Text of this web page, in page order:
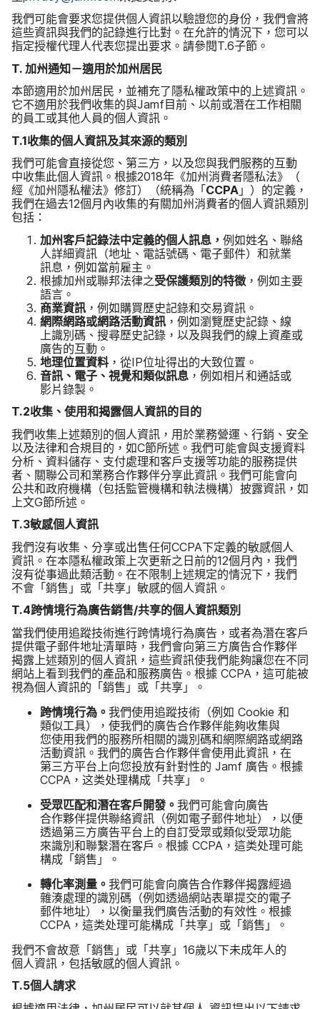
我們​可能​會​要求​您​提供​個人​資訊​以​驗​證您​的​身份，​我們​會​將​
這些​資訊​與​我們​的​記錄​進行​比對。​在​允許​的​情況​下，​您可以​
指定​授權​代理​人​代表​您​提出​要求。​請​參閱T.6子節。
T. 加州​通知​－​適用​於​加州​居民
本節​適用​於​加州​居民，​並​補充​了​隱私權​政策​中​的​上述​資訊。​
它​不​適用​於​我們​收集​的​與Jamf目前、​以前​或​潛在​工作​相關​
的​員工​或​其他​人員​的​個人​資訊。
T.1收集​的​個人​資訊​及​其​來源​的​類別
我們​可能​會​直接​從您、​第三方，​以及​您​與​我們​服務​的​互動​
中收集​此​個人​資訊。​根據2018年​《加州​消費者​隱私法​》（​
經《加州​隱私權​法》​修訂​）（​統​稱為​「CCPA 」​）​的​定義，​
我們​在​過去12個​月​內​收集​的​有關​加州​消費者​的​個人​資訊​類別​
包括：
加州​客戶​記錄法​中​定義​的​個人​訊息， 例​如​姓​名、​聯絡​
人​詳細​資訊（​地址、​電話​號碼、​電子​郵件​）​和​就業​
訊息，​例如​當前​雇主。
根據​加州​或​聯邦​法律​之受​保護​類別​的​特徵，​例如​主要​
語言。
商業​資訊，​例如​購買​歷史​記錄​和​交易​資訊。
網際​網路​或​網路​活動​資訊，​例如​瀏覽​歷史​記錄、​線​
上識​別碼、​搜尋​歷史​記錄，​以及​與​我們​的​線上​資產​或​
廣告​的​互動。
地理​位置​資料，​從IP位​址得出​的​大致​位置。
音訊、​電子、​視覺​和​類似​訊息 ，​例如​相片​和​通話​或​
影片​錄製。
T.2收集、​使用​和​揭露​個​人​資訊​的​目的
我們​收集​上述​類別​的​個人​資訊，​用於​業務​營運、​行銷、​安全​
以及​法律​和​合規目的，​如C節​所述。​我們​可能會​與​支援​資料​
分析、​資料​儲存、​支付​處理​和​客戶​支援​等​功能​的​服務​提供​
者、​關聯​公司​和​業務​合作​夥​伴​分享​此​資訊。​我們​可能​會​向​
公共​和政府​機構​（​包括​監管​機構​和​執法​機構​）​披露​資訊，​如​
上​文G節​所述。
T.3敏​感​個​人​資訊
我們​沒有​收集、​分享​或​出售​任何CCPA下​定義​的​敏感​個​人​
資訊。​在​本隱​私權​政策​上​次​更​新​之​日前​的12個​月​內，​我們​
沒有​從事​過​此​類​活動。​在​不限制​上述​規定​的​情況​下，​我們​
不會​「銷售」​或​「共享」​敏感​的​個人​資訊。
T.4跨情境行為​廣告​銷售/共享​的​個人​資訊​類別
當​我們​使用​追蹤​技術​進行​跨情​境行為​廣告，​或者​為​潛在​客戶​
提供​電子​郵件​地​址​清​單​時，​我們​會​向​第三​方​廣告​合作夥伴​
揭露​上述​類別​的​個人​資訊，​這些​資訊​使​我們​能夠​讓​您​在​不同​
網站​上​看到​我們​的​產品​和​服務​廣告。​根據 CCPA ，​這​可能​被​
視​為​個人​資訊​的​「銷售」​或​「共享」。
跨情境​行為。 我們​使用​追蹤​技術​（例​如 Cookie 和​
類似​工​具），​使​我們​的​廣告​合作夥伴​能夠​收集​與​
您使用​我們​的​服務​所​相關​的​識別​碼​和​網際​網路​或​網路​
活動​資訊。​我們​的​廣告​合作​夥伴會​使用​此​資訊，​在​
第三​方​平台上​向​您​投放​有​針對性​的 Jamf 廣告。​根據
CCPA ，​这类​处理​構成​「共享」。
受眾​匹配​和​潛在​客戶​開發。 我們​可能​會​向​廣告​
合作夥伴​提供​聯絡​資訊​（例如​電子​郵件​地​址），​以​便​
透過​第三方​廣告​平台上​的​自訂​受眾​或​類似​受眾功​能​
來識別​和​聯繫​潛​在​客戶。​根據 CCPA ，​這​类​处理​可能​
構成​「銷售」。
轉化率​測量。 我們​可能​會​向​廣告​合作夥伴​揭露​經過​
雜湊​處理​的​識別​碼​（例​如​透過​網站​表單​提交​的​電子​
郵件​地​址），​以​衡量​我們​廣告​活動​的​有效性。​根據
CCPA ，​這​类​处理​可能​構成​「共享」​或​「銷售」。
我們​不會​故意​「銷售」​或​「共享」 16歲​以下​未​成年人​的​
個人​資訊，​包括​敏感​的​個人​資訊。
T.5個​人​請求